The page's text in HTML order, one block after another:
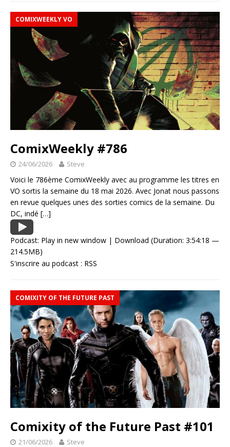
COMIXWEEKLY VO
ComixWeekly #786
24/06/2026 Steve
Voici le 786ème ComixWeekly avec au programme les titres en
VO sortis la semaine du 18 mai 2026. Avec Jonat nous passons
en revue quelques unes des sorties comics de la semaine. Du
DC, indé […]
Podcast: Play in new window | Download (Duration: 3:54:18 —
214.5MB)
S'inscrire au podcast : RSS
COMIXITY OF THE FUTURE PAST
Comixity of the Future Past #101
21/06/2026 Steve